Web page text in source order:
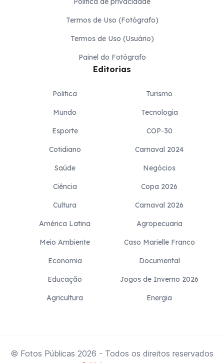
Termos de Uso (Fotógrafo)
Termos de Uso (Usuário)
Painel do Fotógrafo
Editorias
Politica
Mundo
Esporte
Cotidiano
Saúde
Ciência
Cultura
América Latina
Meio Ambiente
Economia
Educação
Agricultura
Turismo
Tecnologia
COP-30
Carnaval 2024
Negócios
Copa 2026
Carnaval 2026
Agropecuaria
Caso Marielle Franco
Documental
Jogos de Inverno 2026
Energia
© Fotos Públicas 2026 - Todos os direitos reservados